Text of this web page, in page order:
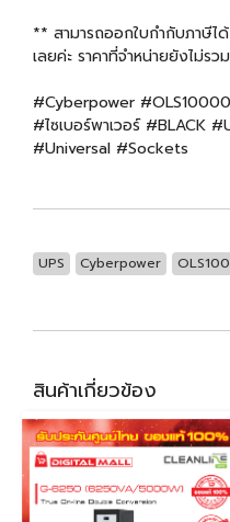
** สามารถออกใบกำกับภาษี
เลยค่ะ ราคาที่จำหน่ายยังไม่ร
#Cyberpower
#ไซเบอร์พาเวอร์ #BLACK
#Universal #Sockets
UPS Cyberpower
สินค้าเกี่ยวข้อง